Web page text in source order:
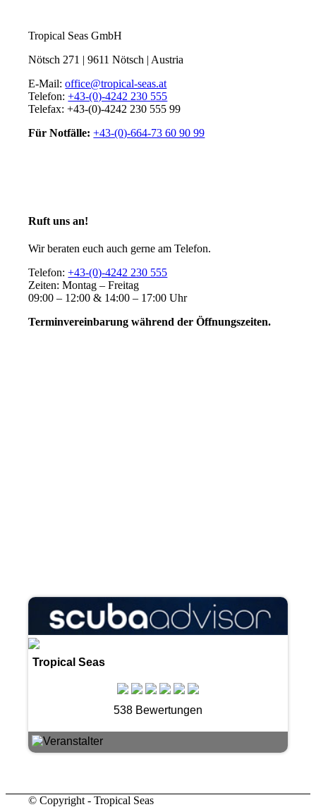
Tropical Seas GmbH
Nötsch 271 | 9611 Nötsch | Austria
E-Mail:office@tropical-seas.at
Telefon:+43-(0)-4242 230 555
Telefax: +43-(0)-4242 230 555 99
Für Notfälle: +43-(0)-664-73 60 90 99
Ruft uns an!
Wir beraten euch auch gerne am Telefon.
Telefon:+43-(0)-4242 230 555
Zeiten: Montag – Freitag
09:00 – 12:00 & 14:00 – 17:00 Uhr
Terminvereinbarung während der Öffnungszeiten.
Tropical Seas
538 Bewertungen
© Copyright - Tropical Seas